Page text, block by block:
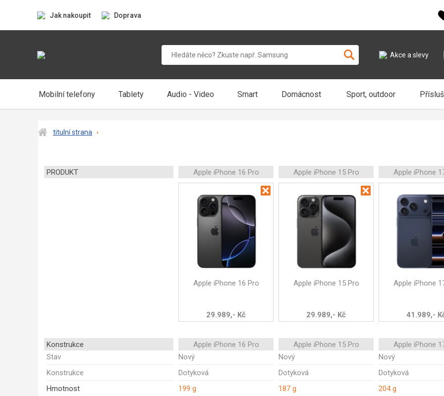
Jak nakoupit Doprava
Akce a slevy
Mobilní telefony Tablety Audio - Video Smart Domácnost Sport, outdoor
titulní strana
PRODUKT Apple iPhone 16 Pro Apple iPhone 15 Pro Apple iPhone
Apple iPhone 16 Pro
29.989,- Kč
Apple iPhone 15 Pro
29.989,- Kč
Apple iPhone
41.989,-
Konstrukce Apple iPhone 16 Pro Apple iPhone 15 Pro
Apple iPhone
Stav
Nový Nový
Nový
Konstrukce
Dotyková Dotyková
Dotyková
Hmotnost
199 g 187 g
204 g